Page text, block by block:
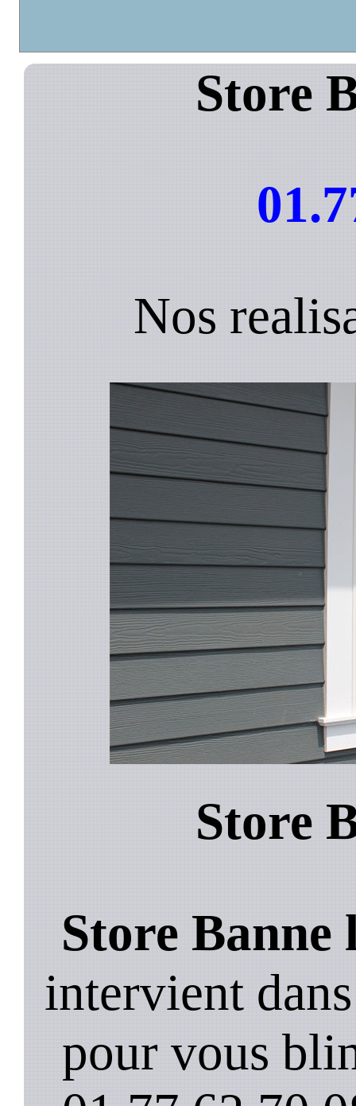
Store
Nos
Store
Store Banne
intervient
pour vous